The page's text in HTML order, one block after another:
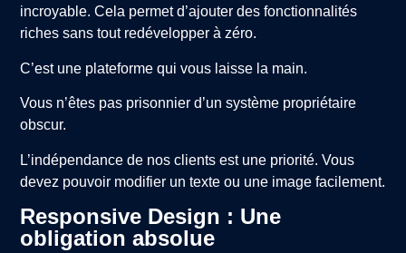
incroyable. Cela permet d’ajouter des fonctionnalités
riches sans tout redévelopper à zéro.
C’est une plateforme qui vous laisse la main.
Vous n’êtes pas prisonnier d’un système propriétaire
obscur.
L’indépendance de nos clients est une priorité. Vous
devez pouvoir modifier un texte ou une image facilement.
Responsive Design : Une
obligation absolue